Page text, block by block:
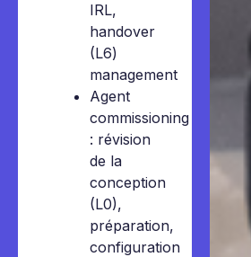
IRL,
handover
(L6)
management
Agent
commissioning
: révision
de la
conception
(L0),
préparation,
configuration